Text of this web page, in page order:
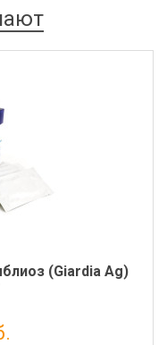
(Giardia Ag)